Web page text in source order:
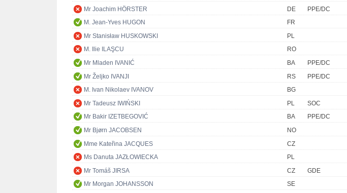
Mr Joachim HÖRSTER
DE
PPE/DC
M. Jean-Yves HUGON
FR
Mr Stanisław HUSKOWSKI
PL
M. Ilie ILAŞCU
RO
Mr Mladen IVANIĆ
BA
PPE/DC
Mr Željko IVANJI
RS
PPE/DC
M. Ivan Nikolaev IVANOV
BG
Mr Tadeusz IWIŃSKI
PL
SOC
Mr Bakir IZETBEGOVIĆ
BA
PPE/DC
Mr Bjørn JACOBSEN
NO
Mme Kateřina JACQUES
CZ
Ms Danuta JAZŁOWIECKA
PL
Mr Tomáš JIRSA
CZ
GDE
Mr Morgan JOHANSSON
SE